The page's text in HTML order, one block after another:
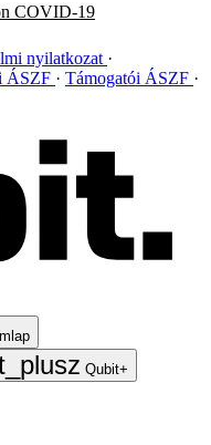
COVID-19
nyilatkozat
ÁSZF
Támogatói ÁSZF
Qubit+